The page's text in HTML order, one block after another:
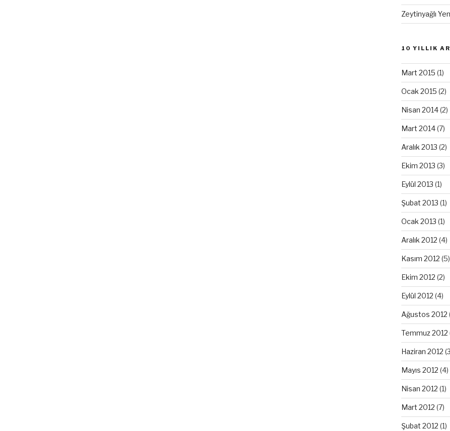
Zeytinyağlı
10 YILLIK
Mart 2015 (1)
Ocak 2015 (2)
Nisan 2014(2)
Mart 2014(7)
Aralık 2013 (2)
Ekim 2013 (3)
Eylül 2013 (1)
Şubat 2013 (1)
Ocak 2013 (1)
Aralık 2012 (4)
Kasım 2012 (5)
Ekim 2012 (2)
Eylül 2012 (4)
Ağustos 2012
Temmuz 2012
Haziran 2012
Mayıs 2012 (4)
Nisan 2012 (1)
Mart 2012 (7)
Şubat 2012 (1)